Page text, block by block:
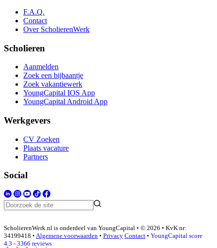
F.A.Q.
Contact
Over ScholierenWerk
Scholieren
Aanmelden
Zoek een bijbaantje
Zoek vakantiewerk
YoungCapital IOS App
YoungCapital Android App
Werkgevers
CV Zoeken
Plaats vacature
Partners
Social
ScholierenWerk.nl is onderdeel van YoungCapital • © 2026 • KvK nr:
34199418 • Algemene voorwaarden • Privacy Contact • YoungCapital score
4.3 - 3366 reviews